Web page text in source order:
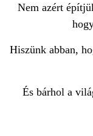
Nem azért
Hiszünk abban,
És bárhol a